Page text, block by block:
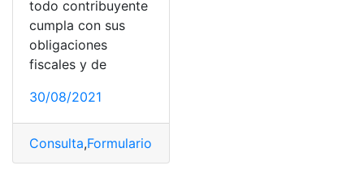
todo contribuyente
cumpla con sus
obligaciones
fiscales y de
30/08/2021
Consulta,Formulario VEP